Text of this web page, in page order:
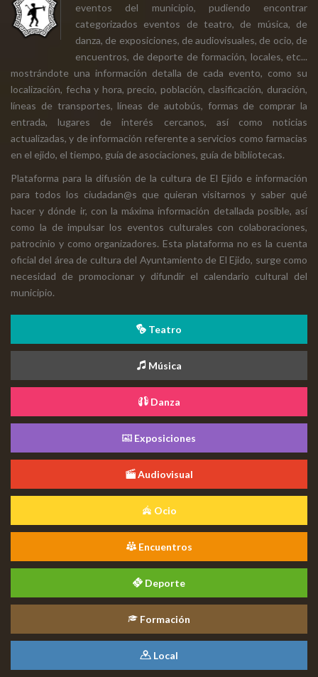
eventos del municipio, pudiendo encontrar
categorizados eventos de teatro, de música, de
danza, de exposiciones, de audiovisuales, de ocio, de
encuentros, de deporte de formación, locales, etc...
mostrándote una información detalla de cada evento, como su
localización, fecha y hora, precio, población, clasificación, duración,
líneas de transportes, líneas de autobús, formas de comprar la
entrada, lugares de interés cercanos, así como noticias
actualizadas, y de información referente a servicios como farmacias
en el ejido, el tiempo, guía de asociaciones, guía de bibliotecas.
Plataforma para la difusión de la cultura de El Ejido e información
para todos los ciudadan@s que quieran visitarnos y saber qué
hacer y dónde ir, con la máxima información detallada posible, así
como la de impulsar los eventos culturales con colaboraciones,
patrocinio y como organizadores. Esta plataforma no es la cuenta
oficial del área de cultura del Ayuntamiento de El Ejido, surge como
necesidad de promocionar y difundir el calendario cultural del
municipio.
Teatro
Música
Danza
Exposiciones
Audiovisual
Ocio
Encuentros
Deporte
Formación
Local